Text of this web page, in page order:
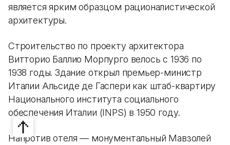
является ярким образцом рационалистической
архитектуры.
Строительство по проекту архитектора
Витторио Баллио Морпурго велось с 1936 по
1938 годы. Здание открыл премьер-министр
Италии Альсиде де Гаспери как штаб-квартиру
Национального института социального
обеспечения Италии (INPS) в 1950 году.
Напротив отеля — монументальный Мавзолей